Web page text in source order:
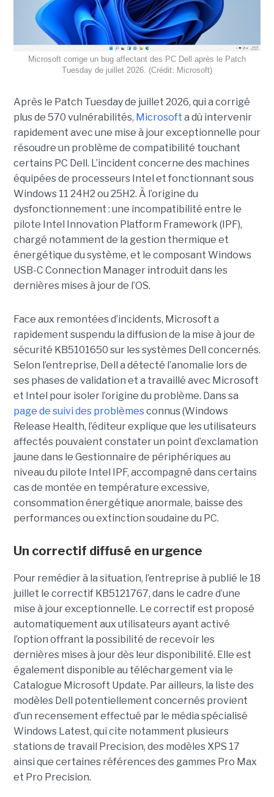
Microsoft corrige un bug affectant des PC Dell après le Patch
Tuesday de juillet 2026. (Crédit: Microsoft)
Après le Patch Tuesday de juillet 2026, qui a corrigé
plus de 570 vulnérabilités, Microsoft a dû intervenir
rapidement avec une mise à jour exceptionnelle pour
résoudre un problème de compatibilité touchant
certains PC Dell. L’incident concerne des machines
équipées de processeurs Intel et fonctionnant sous
Windows 11 24H2 ou 25H2. À l’origine du
dysfonctionnement : une incompatibilité entre le
pilote Intel Innovation Platform Framework (IPF),
chargé notamment de la gestion thermique et
énergétique du système, et le composant Windows
USB-C Connection Manager introduit dans les
dernières mises à jour de l’OS.
Face aux remontées d’incidents, Microsoft a
rapidement suspendu la diffusion de la mise à jour de
sécurité KB5101650 sur les systèmes Dell concernés.
Selon l’entreprise, Dell a détecté l’anomalie lors de
ses phases de validation et a travaillé avec Microsoft
et Intel pour isoler l’origine du problème. Dans sa
page de suivi des problèmesconnus (Windows
Release Health, l’éditeur explique que les utilisateurs
affectés pouvaient constater un point d’exclamation
jaune dans le Gestionnaire de périphériques au
niveau du pilote Intel IPF, accompagné dans certains
cas de montée en température excessive,
consommation énergétique anormale, baisse des
performances ou extinction soudaine du PC.
Un correctif diffusé en urgence
Pour remédier à la situation, l’entreprise à publié le 18
juillet le correctif KB5121767, dans le cadre d’une
mise à jour exceptionnelle. Le correctif est proposé
automatiquement aux utilisateurs ayant activé
l’option offrant la possibilité de recevoir les
dernières mises à jour dès leur disponibilité. Elle est
également disponible au téléchargement via le
Catalogue Microsoft Update. Par ailleurs, la liste des
modèles Dell potentiellement concernés provient
d’un recensement effectué par le média spécialisé
Windows Latest, qui cite notamment plusieurs
stations de travail Precision, des modèles XPS 17
ainsi que certaines références des gammes Pro Max
et Pro Precision.